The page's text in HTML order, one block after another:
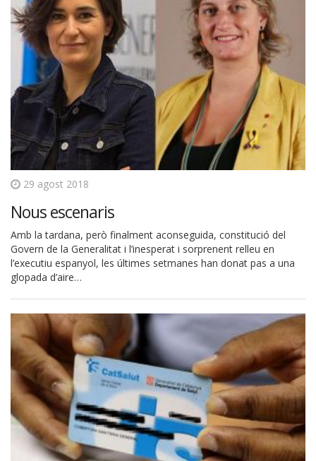
29 agost 2018
Nous escenaris
Amb la tardana, però finalment aconseguida, constitució del
Govern de la Generalitat i l’inesperat i sorprenent relleu en
l’executiu espanyol, les últimes setmanes han donat pas a una
glopada d’aire…